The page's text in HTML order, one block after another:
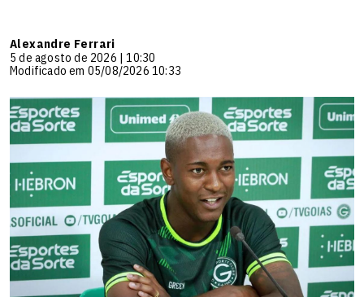
Alexandre Ferrari
5 de agosto de 2026 | 10:30
Modificado em 05/08/2026 10:33